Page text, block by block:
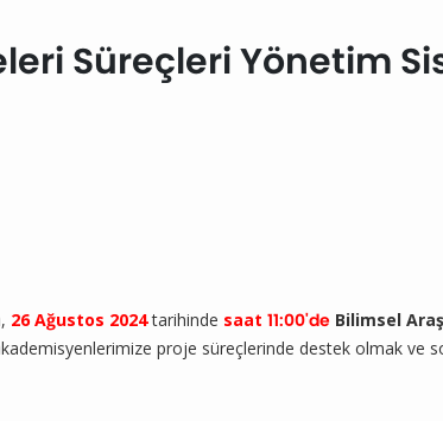
Süreçleri Yönetim
26 Ağustos 2024tarihinde saat 11:00'de Bilimsel
proje süreçlerinde destek olmak ve